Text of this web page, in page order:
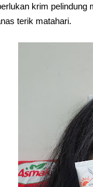
krim pelindung
terik matahari.